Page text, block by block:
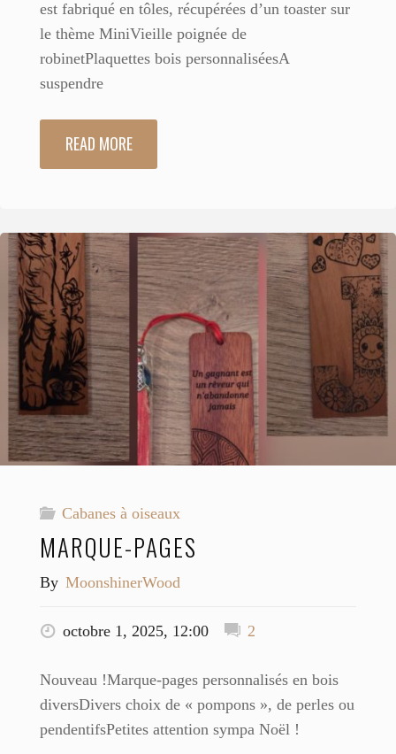
est fabriqué en tôles, récupérées d’un toaster sur
le thème MiniVieille poignée de
robinetPlaquettes bois personnaliséesA
suspendre
READ MORE"121
6"
Cabanes à oiseaux
MARQUE-PAGES
By MoonshinerWood
octobre 1, 2025, 12:00 2
Nouveau !Marque-pages personnalisés en bois
diversDivers choix de « pompons », de perles ou
pendentifsPetites attention sympa Noël !